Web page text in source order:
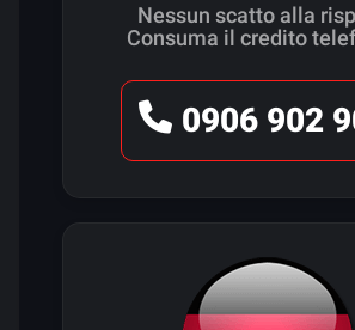
Nessun scatto alla
Consuma il credito
0906 902